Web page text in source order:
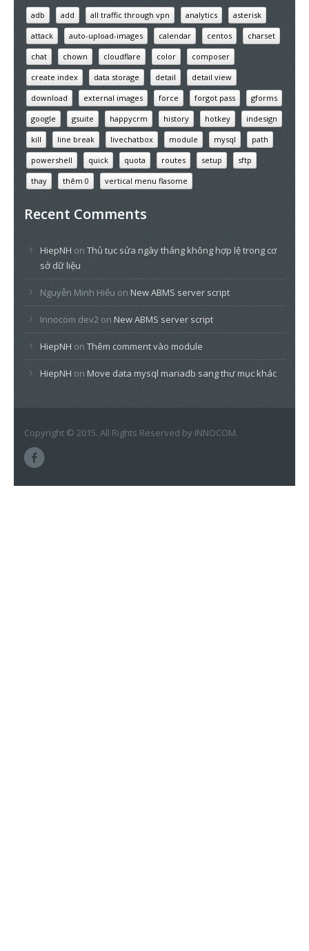
adb add all traffic through vpn analytics
asterisk
attack
auto-upload-images calendar centos
charset
chat
chown cloudflare color
composer
create index
data storage detail
detail view
download
external images force forgot pass
gforms
google
gsuite happycrm history hotkey
indesign
kill
line break livechatbox module mysql
path
powershell
quick quota routes setup
sftp
thay
thêm 0 vertical menu flasome
Recent Comments
HiepNH on Thủ tục sửa ngày tháng không hợp lệ trong cơ
sở dữ liệu
Nguyễn Minh Hiếu on New ABMS server script
Innocom dev2 on New ABMS server script
HiepNH on Thêm comment vào module
HiepNH on Move data mysql mariadb sang thư mục khác
Copyright © 2015. All Rights Reserved by INNOCOM.